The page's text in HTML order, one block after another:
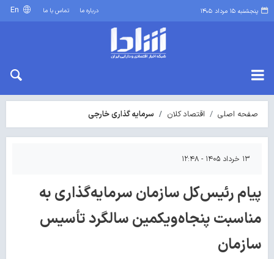
پنجشنبه ۱۵ مرداد ۱۴۰۵ درباره ما تماس با ما
صفحه اصلی اقتصاد کلان سرمایه گذاری خارجی
۱۳ خرداد ۱۴۰۵ - ۱۲:۴۸
پیام رئیس‌کل سازمان سرمایه‌گذاری به
مناسبت پنجاه‌ویکمین سالگرد تأسیس
سازمان